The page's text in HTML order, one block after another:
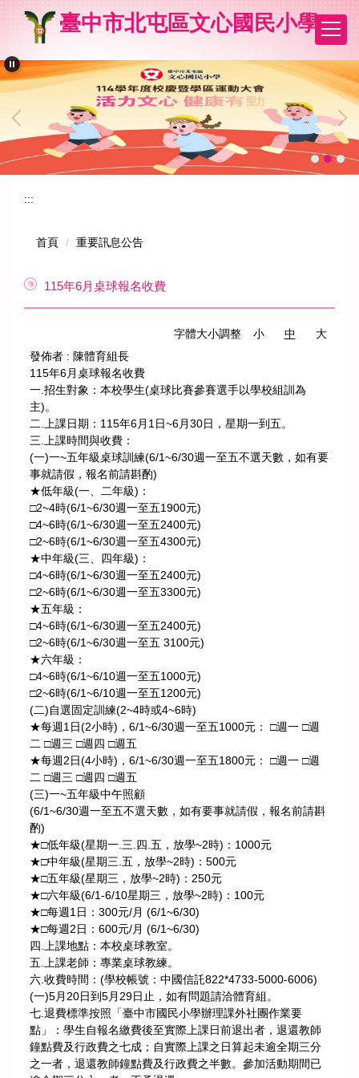
要
內
容
區
臺中市北屯區文心國民小學
:::
首頁 重要訊息公告
115年6月桌球報名收費
字體大小調整 小 中
大
發佈者 : 陳體育組長
115年6月桌球報名收費
一.招生對象：本校學生(桌球比賽參賽選手以學校組訓為
主)。
二.上課日期：115年6月1日~6月30日，星期一到五。
三.上課時間與收費：
(一)一~五年級桌球訓練(6/1~6/30週一至五不選天數，如有要
事就請假，報名前請斟酌)
★低年級(一、二年級)：
□2~4時(6/1~6/30週一至五1900元)
□4~6時(6/1~6/30週一至五2400元)
□2~6時(6/1~6/30週一至五4300元)
★中年級(三、四年級)：
□4~6時(6/1~6/30週一至五2400元)
□2~6時(6/1~6/30週一至五3300元)
★五年級：
□4~6時(6/1~6/30週一至五2400元)
□2~6時(6/1~6/30週一至五 3100元)
★六年級：
□4~6時(6/1~6/10週一至五1000元)
□2~6時(6/1~6/10週一至五1200元)
(二)自選固定訓練(2~4時或4~6時)
★每週1日(2小時)，6/1~6/30週一至五1000元： □週一 □週
二 □週三 □週四 □週五
★每週2日(4小時)，6/1~6/30週一至五1800元： □週一 □週
二 □週三 □週四 □週五
(三)一~五年級中午照顧
(6/1~6/30週一至五不選天數，如有要事就請假，報名前請斟
酌)
★□低年級(星期一.三.四.五，放學~2時)：1000元
★□中年級(星期三.五，放學~2時)：500元
★□五年級(星期三，放學~2時)：250元
★□六年級(6/1-6/10星期三，放學~2時)：100元
★□每週1日：300元/月 (6/1~6/30)
★□每週2日：600元/月 (6/1~6/30)
四.上課地點：本校桌球教室。
五.上課老師：專業桌球教練。
六.收費時間：(學校帳號：中國信託822*4733-5000-6006)
(一)5月20日到5月29日止，如有問題請洽體育組。
七.退費標準按照「臺中市國民小學辦理課外社團作業要
點」：學生自報名繳費後至實際上課日前退出者，退還教師
鐘點費及行政費之七成；自實際上課之日算起未逾全期三分
之一者，退還教師鐘點費及行政費之半數。參加活動期間已